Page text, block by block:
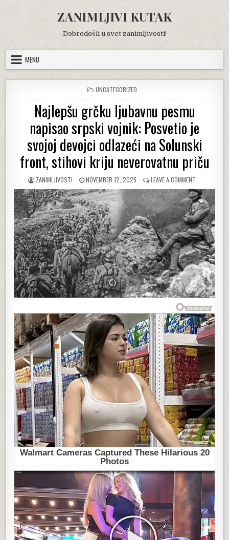
content
ZANIMLJIVI KUTAK
Dobrodošli u svet zanimljivosti!
MENU
POSTED
IN
UNCATEGORIZED
Najlepšu grčku ljubavnu pesmu
napisao srpski vojnik: Posvetio je
svojoj devojci odlazeći na Solunski
front, stihovi kriju neverovatnu priču
AUTHOR:
ZANIMLJIVOSTI
PUBLISHED
DATE:
NOVEMBER 12, 2025 LEAVE A COMMENT
NAJLEPŠU
GRČKU
LJUBAVNU
PESMU
NAPISAO
SRPSKI
VOJNIK:
POSVETIO
JE
SVOJOJ
DEVOJCI
ODLAZEĆI
NA
FRONT,
STIHOVI
KRIJU
PRIČU